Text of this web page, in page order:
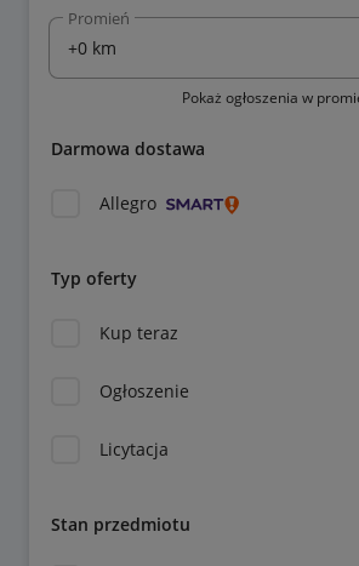
Promień
Pokaż ogłoszenia w
Darmowa dostawa
Allegro
Typ oferty
Kup teraz
Ogłoszenie
Licytacja
Stan przedmiotu